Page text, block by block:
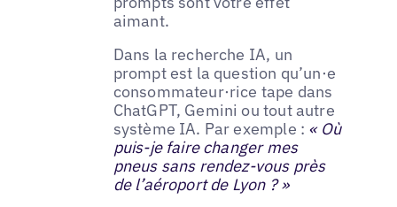
aimant.
Dans la recherche IA, un
prompt est la question qu’un·e
consommateur·rice tape dans
ChatGPT, Gemini ou tout autre
système IA. Par exemple : « Où
puis-je faire changer mes
pneus sans rendez-vous près
de l’aéroport de Lyon ? »